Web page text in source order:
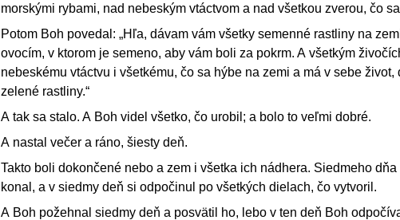
morskými rybami, nad nebeským vtáctvom a nad všetkou zverou, čo
Potom Boh povedal: „Hľa, dávam vám všetky semenné rastliny na
ovocím, v ktorom je semeno, aby vám boli za pokrm. A všetkým
nebeskému vtáctvu i všetkému, čo sa hýbe na zemi a má v sebe život,
zelené rastliny.“
A tak sa stalo. A Boh videl všetko, čo urobil; a bolo to veľmi dobré.
A nastal večer a ráno, šiesty deň.
Takto boli dokončené nebo a zem i všetka ich nádhera. Siedmeho
konal, a v siedmy deň si odpočinul po všetkých dielach, čo vytvoril.
A Boh požehnal siedmy deň a posvätil ho, lebo v ten deň Boh